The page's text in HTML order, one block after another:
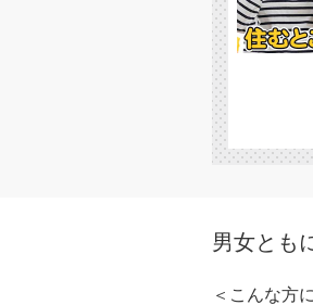
男女とも
＜こんな方